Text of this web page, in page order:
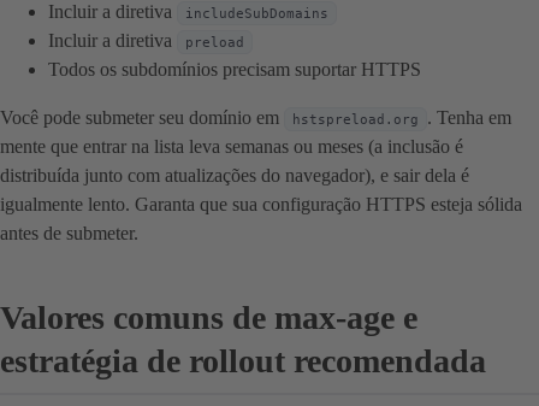
Incluir a diretiva includeSubDomains
Incluir a diretiva preload
Todos os subdomínios precisam suportar HTTPS
Você pode submeter seu domínio em hstspreload.org
. Tenha em
mente que entrar na lista leva semanas ou meses (a inclusão é
distribuída junto com atualizações do navegador), e sair dela é
igualmente lento. Garanta que sua configuração HTTPS esteja sólida
antes de submeter.
Valores comuns de max-age e
estratégia de rollout recomendada